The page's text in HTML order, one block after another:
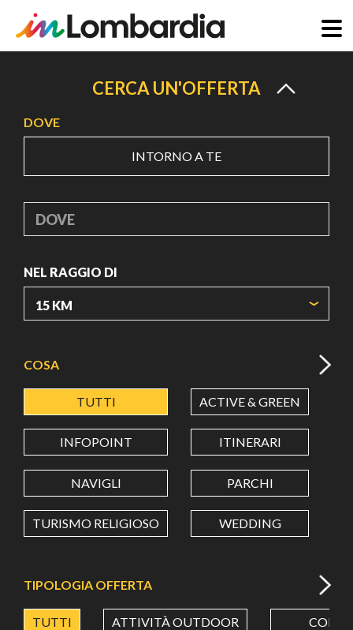
principale
CERCA UN'OFFERTA
DOVE
INTORNO A TE
DOVE
NEL RAGGIO DI
LATITUDINE
LONGITUDINE
Value in decimal degrees. Use dot (.) as decimal separator.
COSA
TUTTI ACTIVE & GREEN
INFOPOINT ITINERARI
NAVIGLI PARCHI
TURISMO RELIGIOSO WEDDING
TIPOLOGIA OFFERTA
TUTTI ATTIVITÀ OUTDOOR CORSI